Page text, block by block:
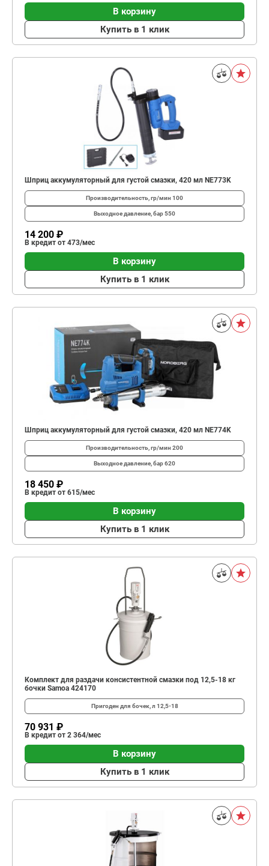
В корзину
Купить в 1 клик
Шприц аккумуляторный для густой смазки, 420 мл NE773K
Производительность, гр/мин 100
Выходное давление, бар550
14 200 ₽
В кредит от 473/мес
В корзину
Купить в 1 клик
Шприц аккумуляторный для густой смазки, 420 мл NE774K
Производительность, гр/мин 200
Выходное давление, бар620
18 450 ₽
В кредит от 615/мес
В корзину
Купить в 1 клик
Комплект для раздачи консистентной смазки под 12,5-18 кг
бочки Samoa 424170
Пригоден для бочек, л 12,5-18
70 931 ₽
В кредит от 2 364/мес
В корзину
Купить в 1 клик